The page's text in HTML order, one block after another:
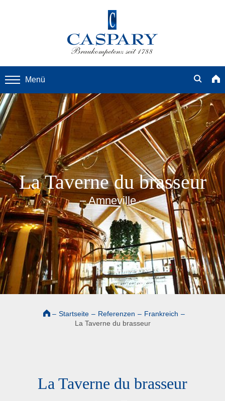
Menü
La Taverne du brasseur
– Amneville –
– Startseite – Referenzen – Frankreich –
La Taverne du brasseur
La Taverne du brasseur